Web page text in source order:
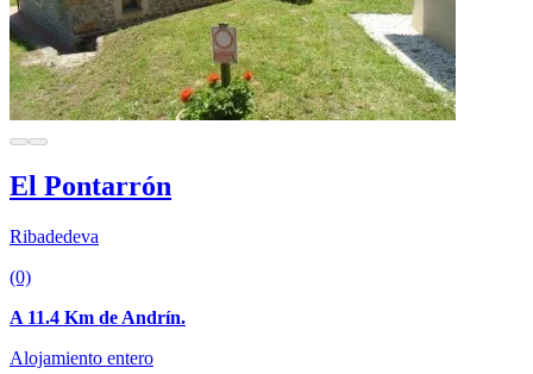
El Pontarrón
Ribadedeva
(0)
A 11.4 Km de Andrín.
Alojamiento entero